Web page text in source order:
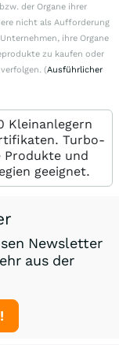
der Organe ihrer
nicht als Aufforderung
ihre Organe
zu kaufen oder
(Ausführlicher
Kleinanlegern
Turbo-
und
geeignet.
Newsletter
aus der